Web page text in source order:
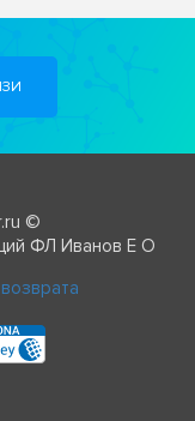
©
ФЛ Иванов Е О